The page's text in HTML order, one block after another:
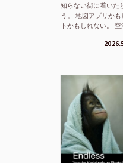
知らない街に着いた
う。 地図アプリか
トかもしれない。
て、その街の空...